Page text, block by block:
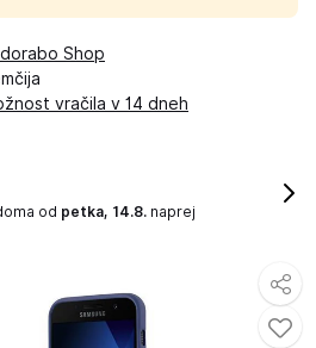
Shop
vračila v 14 dneh
od petka, 14.8. naprej